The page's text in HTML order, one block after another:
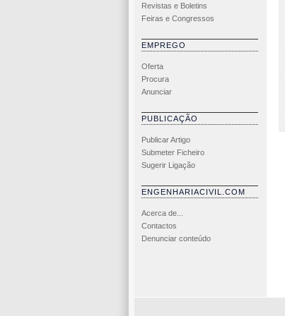
Revistas e Boletins
Feiras e Congressos
EMPREGO
Oferta
Procura
Anunciar
PUBLICAÇÃO
Publicar Artigo
Submeter Ficheiro
Sugerir Ligação
ENGENHARIACIVIL.COM
Acerca de...
Contactos
Denunciar conteúdo